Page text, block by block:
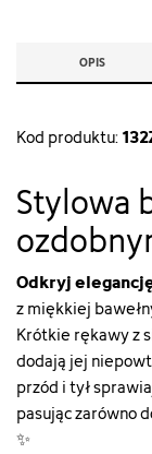
OPIS
Kod produktu:
Stylowa
Odkryj
z miękkiej
Krótkie rękawy z
dodają jej
przód i tył
pasując zarówno
✨